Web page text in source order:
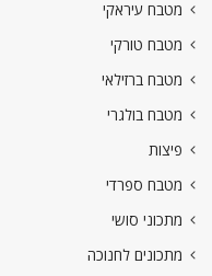
מטבח עיראקי
מטבח טורקי
מטבח ברזילאי
מטבח בולגרי
פיצות
מטבח ספרדי
מתכוני סושי
מתכונים לחנוכה